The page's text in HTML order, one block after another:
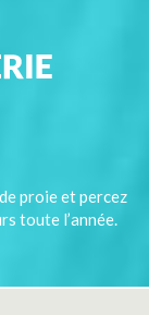
proie et percez
toute l’année.